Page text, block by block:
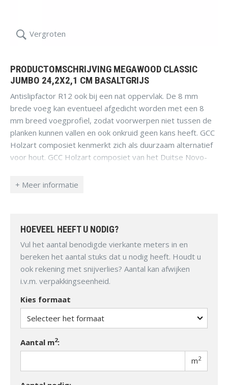
Vergroten
PRODUCTOMSCHRIJVING MEGAWOOD CLASSIC
JUMBO 24,2X2,1 CM BASALTGRIJS
Antislipfactor R12 ook bij een nat oppervlak. De 8 mm
brede voeg kan eventueel afgedicht worden met een 8
mm breed voegprofiel, zodat voorwerpen niet tussen de
planken kunnen vallen en ook onkruid geen kans heeft. GCC
Holzart composiet kenmerkt zich als duurzaam alternatief
voor hout. GCC Holzart composiet van het Duitse Novo-
Het materiaal bestaat voor 75% uit houtvezel en slechts
Novo-Tech garandeert dat er geen bomen worden gekapt
voor de productie van EasyDeck of Megawood producten.
Er wordt uitsluitend gebruik gemaakt van PEFC
gecertifiseerd afvalhout.
Eco-vriendelijke bindmiddelen, additieven en natuurlijke
productieproces. Via dit proces krijgen de
natuurlijkehoutezels hun buitengewone veerkracht. Alle
positieve eigenschappen van de grondstofhoutworden
bewaard en worden aangevuld met veel meer voordelen.
Alle componenten zijn PVC-vrij en het materiaal kan
HOEVEEL HEEFT U NODIG?
Vul het aantal benodigde vierkante meters in en
bereken het aantal stuks dat u nodig heeft. Houdt u
ook rekening met snijverlies? Aantal kan afwijken
i.v.m. verpakkingseenheid.
Kies formaat
Aantal m2:
m2